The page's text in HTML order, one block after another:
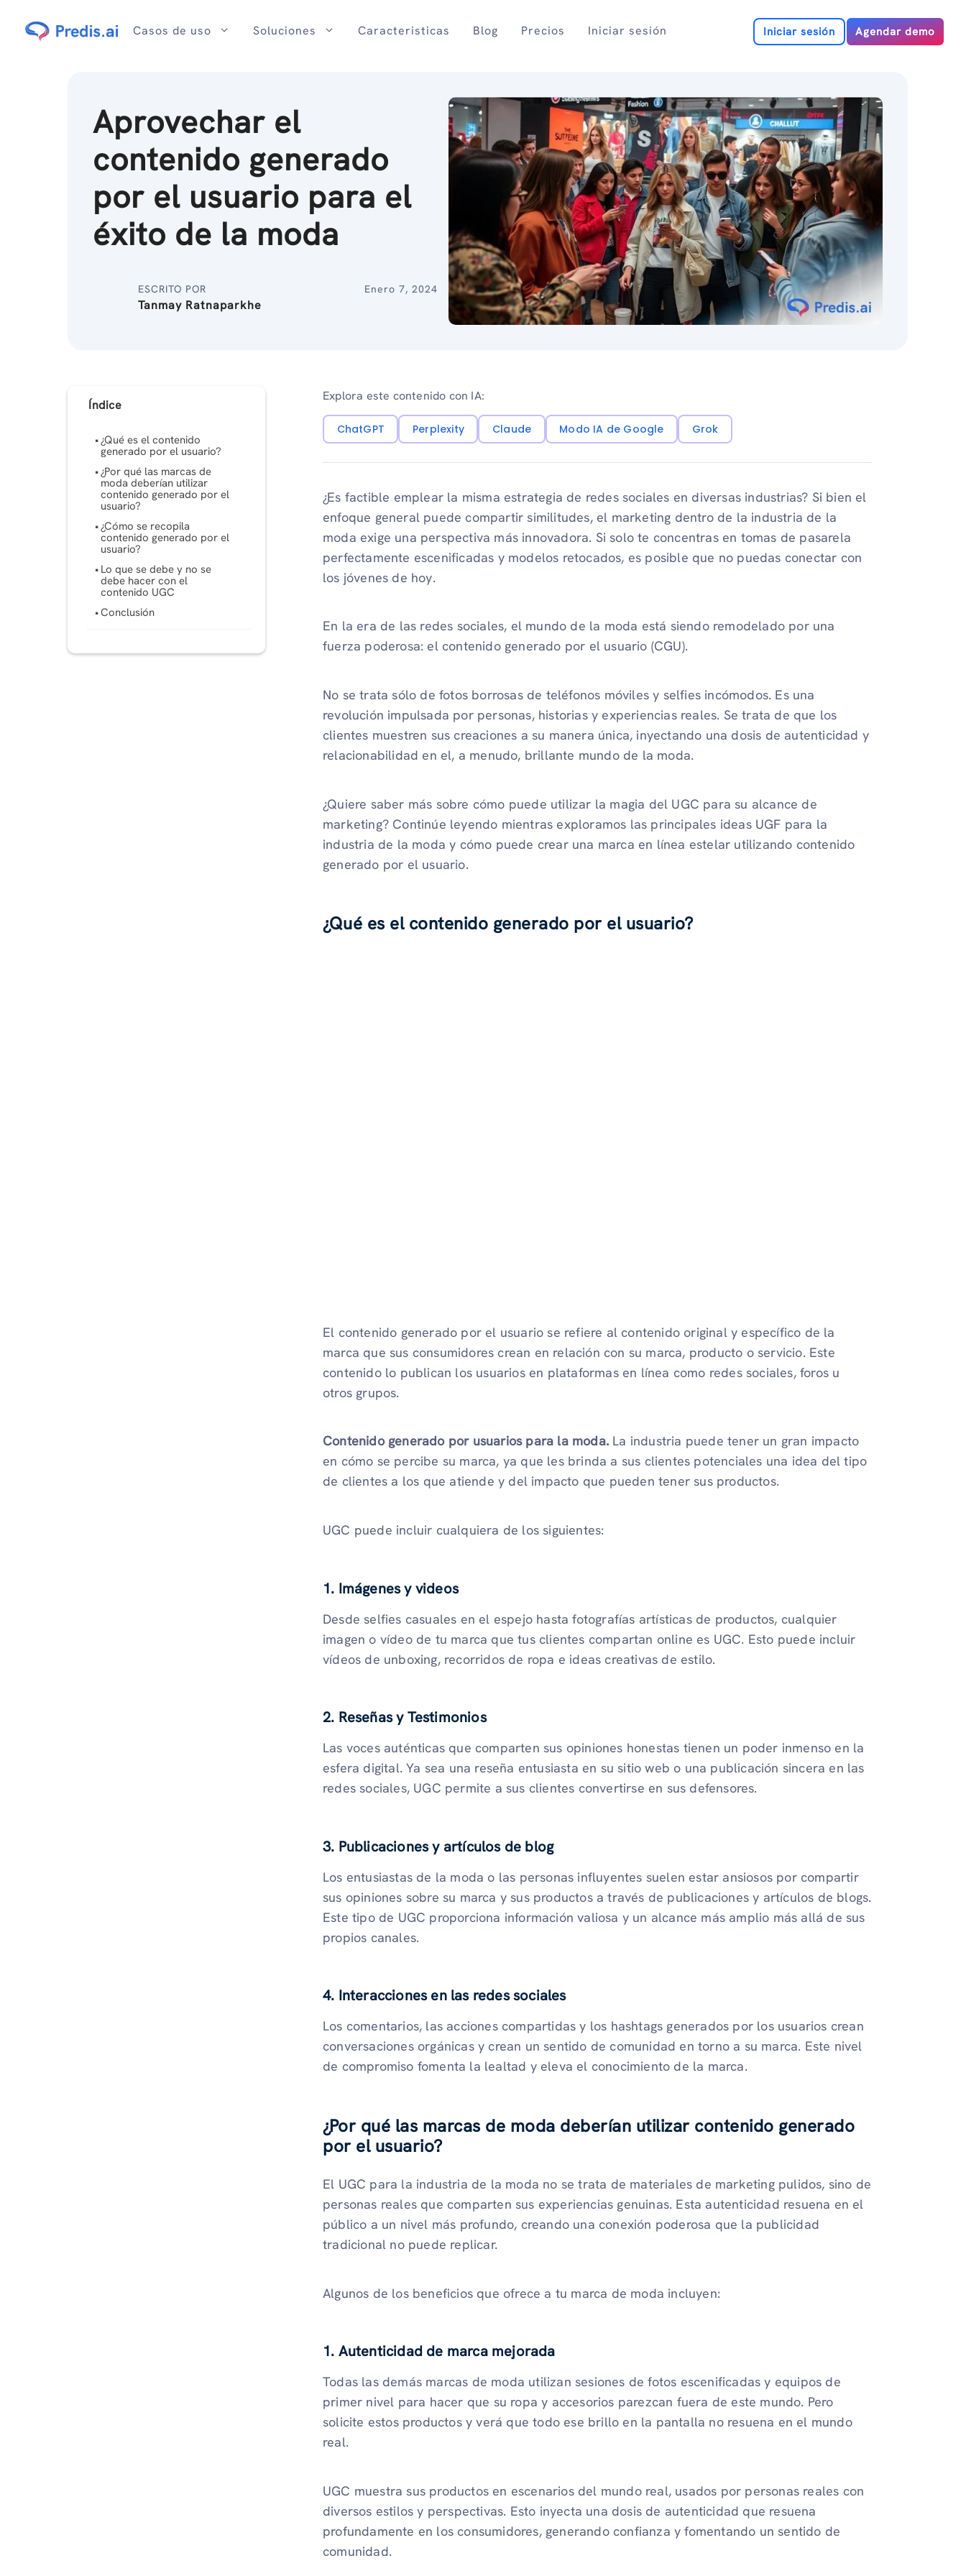
contenido
Casos de uso Soluciones Caracteristicas Blog Precios Iniciar sesión Iniciar sesión Agendar demo
Aprovechar el
contenido generado
por el usuario para el
éxito de la moda
ESCRITO POR
Tanmay Ratnaparkhe
Enero 7, 2024
Índice
¿Qué es el contenido
generado por el usuario?
¿Por qué las marcas de
moda deberían utilizar
contenido generado por el
usuario?
¿Cómo se recopila
contenido generado por el
usuario?
Lo que se debe y no se
debe hacer con el
contenido UGC
Conclusión
Explora este contenido con IA:
ChatGPT Perplexity Claude Modo IA de Google Grok
¿Es factible emplear la misma estrategia de redes sociales en diversas industrias? Si bien el
enfoque general puede compartir similitudes, el marketing dentro de la industria de la
moda exige una perspectiva más innovadora. Si solo te concentras en tomas de pasarela
perfectamente escenificadas y modelos retocados, es posible que no puedas conectar con
los jóvenes de hoy.
En la era de las redes sociales, el mundo de la moda está siendo remodelado por una
fuerza poderosa: el contenido generado por el usuario (CGU).
No se trata sólo de fotos borrosas de teléfonos móviles y selfies incómodos. Es una
revolución impulsada por personas, historias y experiencias reales. Se trata de que los
clientes muestren sus creaciones a su manera única, inyectando una dosis de autenticidad y
relacionabilidad en el, a menudo, brillante mundo de la moda.
¿Quiere saber más sobre cómo puede utilizar la magia del UGC para su alcance de
marketing? Continúe leyendo mientras exploramos las principales ideas UGF para la
industria de la moda y cómo puede crear una marca en línea estelar utilizando contenido
generado por el usuario.
¿Qué es el contenido generado por el usuario?
El contenido generado por el usuario se refiere al contenido original y específico de la
marca que sus consumidores crean en relación con su marca, producto o servicio. Este
contenido lo publican los usuarios en plataformas en línea como redes sociales, foros u
otros grupos.
Contenido generado por usuarios para la moda. La industria puede tener un gran impacto
en cómo se percibe su marca, ya que les brinda a sus clientes potenciales una idea del tipo
de clientes a los que atiende y del impacto que pueden tener sus productos.
UGC puede incluir cualquiera de los siguientes:
1. Imágenes y videos
Desde selfies casuales en el espejo hasta fotografías artísticas de productos, cualquier
imagen o vídeo de tu marca que tus clientes compartan online es UGC. Esto puede incluir
vídeos de unboxing, recorridos de ropa e ideas creativas de estilo.
2. Reseñas y Testimonios
Las voces auténticas que comparten sus opiniones honestas tienen un poder inmenso en la
esfera digital. Ya sea una reseña entusiasta en su sitio web o una publicación sincera en las
redes sociales, UGC permite a sus clientes convertirse en sus defensores.
3. Publicaciones y artículos de blog
Los entusiastas de la moda o las personas influyentes suelen estar ansiosos por compartir
sus opiniones sobre su marca y sus productos a través de publicaciones y artículos de blogs.
Este tipo de UGC proporciona información valiosa y un alcance más amplio más allá de sus
propios canales.
4. Interacciones en las redes sociales
Los comentarios, las acciones compartidas y los hashtags generados por los usuarios crean
conversaciones orgánicas y crean un sentido de comunidad en torno a su marca. Este nivel
de compromiso fomenta la lealtad y eleva el conocimiento de la marca.
¿Por qué las marcas de moda deberían utilizar contenido generado
por el usuario?
El UGC para la industria de la moda no se trata de materiales de marketing pulidos, sino de
personas reales que comparten sus experiencias genuinas. Esta autenticidad resuena en el
público a un nivel más profundo, creando una conexión poderosa que la publicidad
tradicional no puede replicar.
Algunos de los beneficios que ofrece a tu marca de moda incluyen:
1. Autenticidad de marca mejorada
Todas las demás marcas de moda utilizan sesiones de fotos escenificadas y equipos de
primer nivel para hacer que su ropa y accesorios parezcan fuera de este mundo. Pero
solicite estos productos y verá que todo ese brillo en la pantalla no resuena en el mundo
real.
UGC muestra sus productos en escenarios del mundo real, usados ​​por personas reales con
diversos estilos y perspectivas. Esto inyecta una dosis de autenticidad que resuena
profundamente en los consumidores, generando confianza y fomentando un sentido de
comunidad.